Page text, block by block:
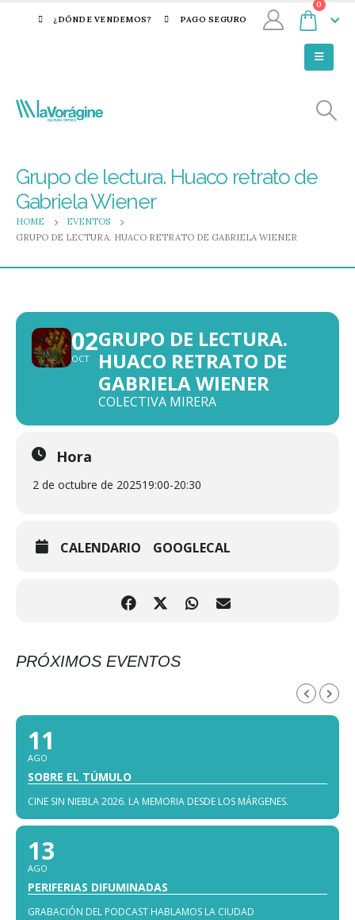
¿DÓNDE VENDEMOS? PAGO SEGURO
0
Grupo de lectura. Huaco retrato de
Gabriela Wiener
HOME
EVENTOS
GRUPO DE LECTURA. HUACO RETRATO DE GABRIELA WIENER
02
OCT
GRUPO DE LECTURA.
HUACO RETRATO DE
GABRIELA WIENER
COLECTIVA MIRERA
Hora
2 de octubre de 202519:00-20:30
CALENDARIO GOOGLECAL
PRÓXIMOS EVENTOS
11
AGO
SOBRE EL TÚMULO
CINE SIN NIEBLA 2026. LA MEMORIA DESDE LOS MÁRGENES.
13
AGO
PERIFERIAS DIFUMINADAS
GRABACIÓN DEL PODCAST HABLAMOS LA CIUDAD